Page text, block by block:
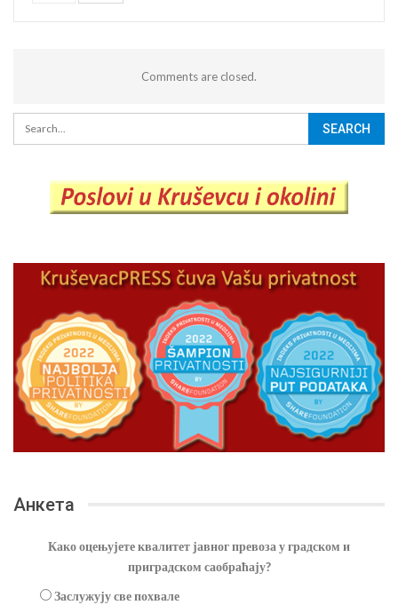
Comments are closed.
Анкета
Како оцењујете квалитет јавног превоза у градском и
приградском саобраћају?
Заслужују све похвале